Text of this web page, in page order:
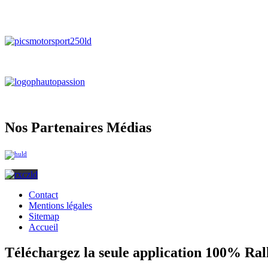
Nos Partenaires Médias
Contact
Mentions légales
Sitemap
Accueil
Téléchargez la seule application 100%